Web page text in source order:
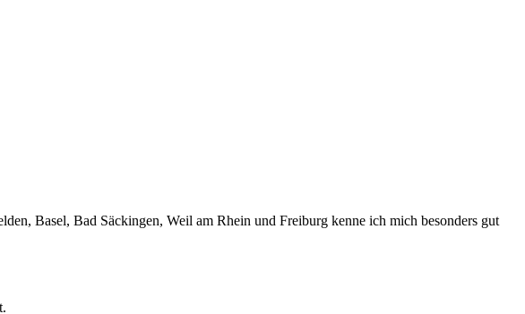
Basel, Bad Säckingen, Weil am Rhein und Freiburg kenne ich mich besonders gut